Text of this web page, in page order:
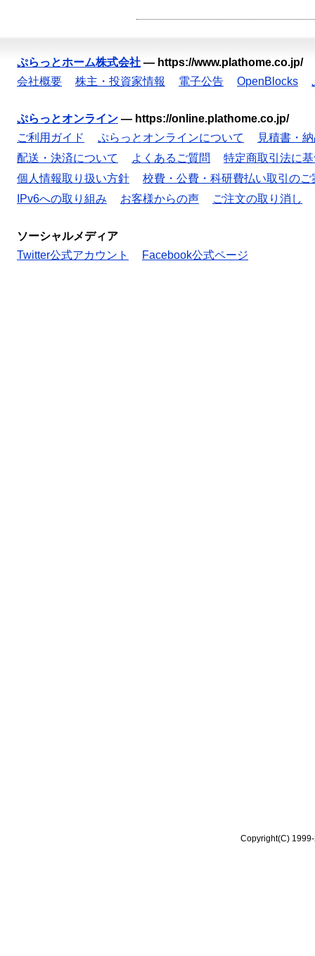
ぷらっとホーム株式会社 — https://www.plathome.co.jp/
会社概要
株主・投資家情報 電子公告 OpenBlocks
ぷらっとオンライン — https://online.plathome.co.jp/
ご利用ガイド
ぷらっとオンラインについて
見積書・
配送・決済について
よくあるご質問
特定商取引法に
個人情報取り扱い方針
校費・公費・科研費払い取引のご
IPv6への取り組み
お客様からの声 ご注文の取り消し
ソーシャルメディア
Twitter公式アカウント
Facebook公式ページ
Copyright(C)